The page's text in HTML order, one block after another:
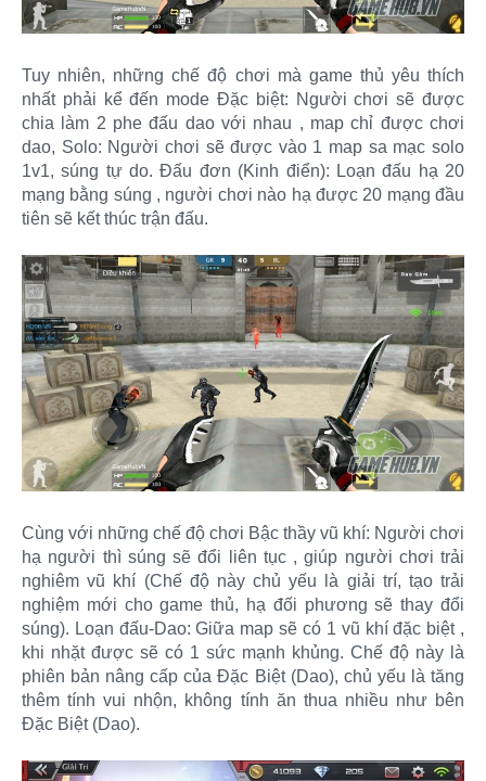
Tuy nhiên, những chế độ chơi mà game thủ yêu thích
nhất phải kể đến mode Đặc biệt: Người chơi sẽ được
chia làm 2 phe đấu dao với nhau , map chỉ được chơi
dao, Solo: Người chơi sẽ được vào 1 map sa mạc solo
1v1, súng tự do. Đấu đơn (Kinh điển): Loạn đấu hạ 20
mạng bằng súng , người chơi nào hạ được 20 mạng đầu
tiên sẽ kết thúc trận đấu.
Cùng với những chế độ chơi Bậc thầy vũ khí: Người chơi
hạ người thì súng sẽ đổi liên tục , giúp người chơi trải
nghiêm vũ khí (Chế độ này chủ yếu là giải trí, tạo trải
nghiệm mới cho game thủ, hạ đối phương sẽ thay đổi
súng). Loạn đấu-Dao: Giữa map sẽ có 1 vũ khí đặc biệt ,
khi nhặt được sẽ có 1 sức mạnh khủng. Chế độ này là
phiên bản nâng cấp của Đặc Biệt (Dao), chủ yếu là tăng
thêm tính vui nhộn, không tính ăn thua nhiều như bên
Đặc Biệt (Dao).